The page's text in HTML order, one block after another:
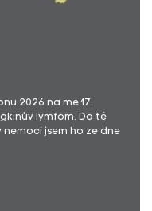
2026 na mé 17.
lymfom. Do té
jsem ho ze dne